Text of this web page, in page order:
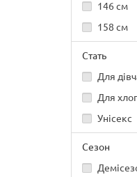
146 см
158 см
Стать
Для
Для
Унісекс
Сезон